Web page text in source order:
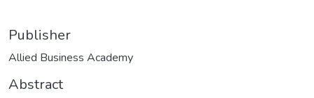
Publisher
Allied Business Academy
Abstract